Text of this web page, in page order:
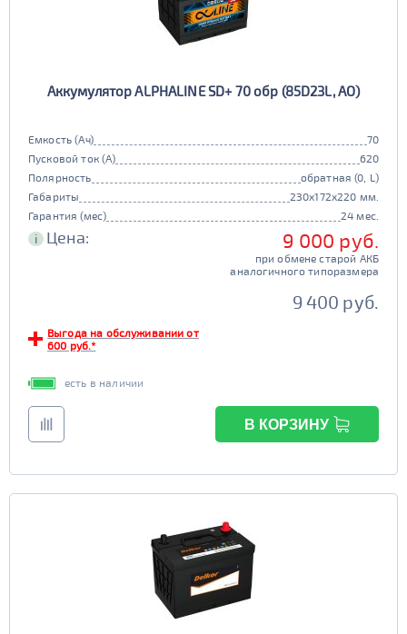
Аккумулятор ALPHALINE SD+ 70 обр (85D23L, AO)
Емкость (Ач)
70
Пусковой ток (А)
620
Полярность
обратная (0, L)
Габариты
230x172x220 мм.
Гарантия (мес)
24 мес.
i Цена: 9 000 руб.
при обмене старой АКБ
аналогичного типоразмера
9 400 руб.
Выгода на обслуживании от
600 руб.*
есть в наличии
В КОРЗИНУ